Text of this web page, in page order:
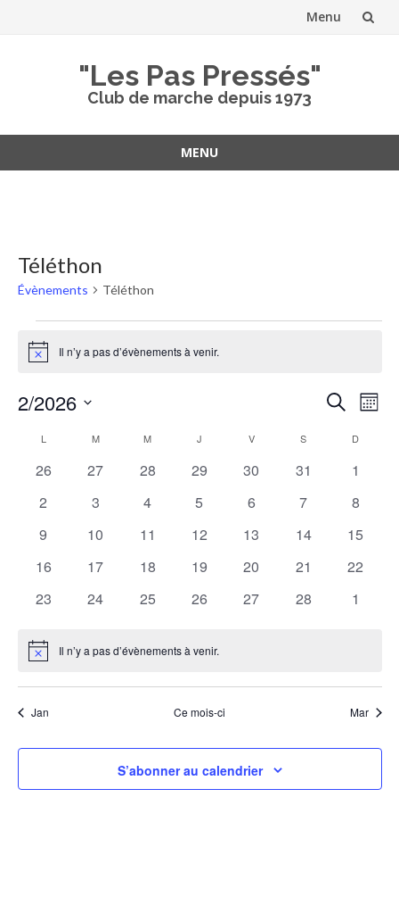
Menu
"Les Pas Pressés"
Club de marche depuis 1973
MENU
Téléthon
Évènements Téléthon
Notice Il n’y a pas d’évènements à venir.
vues
Recherche
de
Mois
2/2026
date.
Calendrier
de
Évènements
L MMARDI M MERCREDI
J VVENDREDIS D
0 évènements
26 0 évènements
27 0 évènements
28 0 évènements
29 0 évènements
30 0 évènements
31 0
1
0 évènements
2 0 évènements
3 0 évènements
4 0 évènements
5 0 évènements
6 0 évènements
7 0
8
0 évènements
9 0 évènements
10 0 évènements
11 0 évènements
12 0 évènements
13 0 évènements
14 0
15
0 évènements
16 0 évènements
17 0 évènements
18 0 évènements
19 0 évènements
20 0 évènements
21 0
22
0 évènements
23 0 évènements
24 0 évènements
25 0 évènements
26 0 évènements
27 0 évènements
28 0
1
Notice Il n’y a pas d’évènements à venir.
Jan Ce mois-ci Mar
S’abonner au calendrier